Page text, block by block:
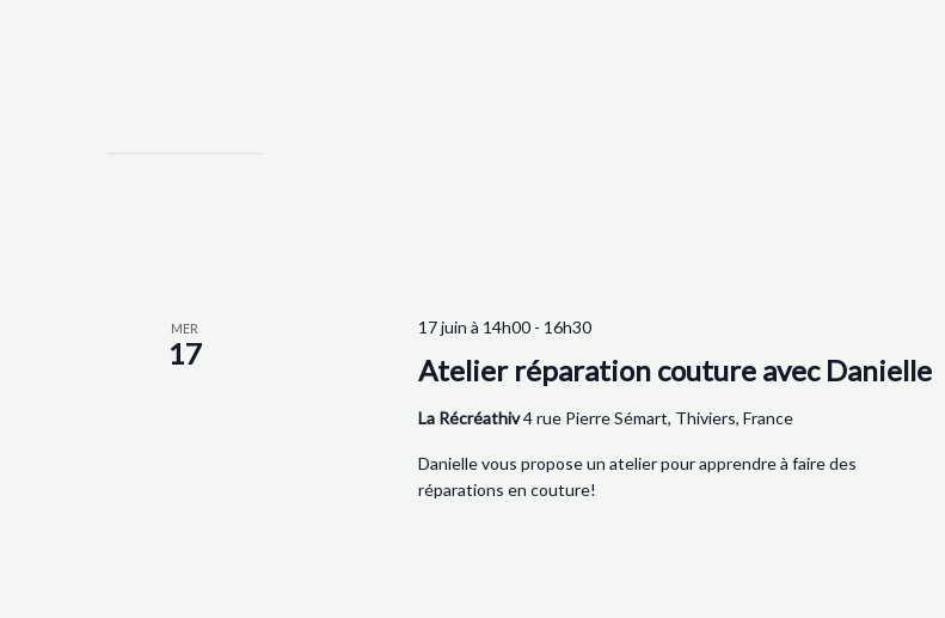
MER
17 Atelier réparation couture avec Danielle
17 juin à 14h00 - 16h30
La Récréathiv4 rue Pierre Sémart, Thiviers, France
Danielle vous propose un atelier pour apprendre à faire des
réparations en couture!